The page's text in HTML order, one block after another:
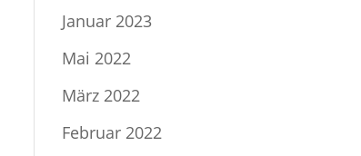
Januar 2023
Mai 2022
März 2022
Februar 2022